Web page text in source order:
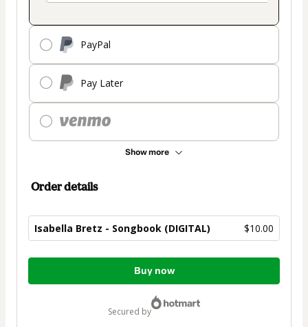
PayPal
Pay Later
Show more
Order details
Isabella Bretz - Songbook (DIGITAL) $10.00
Total
$10.00
Buy now
secured by